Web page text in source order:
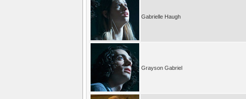
Gabrielle Haugh
Grayson Gabriel